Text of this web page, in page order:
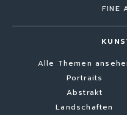
FINE
Alle Themen
Portraits
Abstrakt
Landschaften